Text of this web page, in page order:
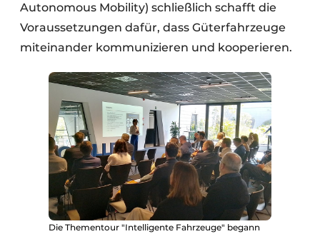
Autonomous Mobility) schließlich schafft die
Voraussetzungen dafür, dass Güterfahrzeuge
miteinander kommunizieren und kooperieren.
Die Thementour "Intelligente Fahrzeuge" begann